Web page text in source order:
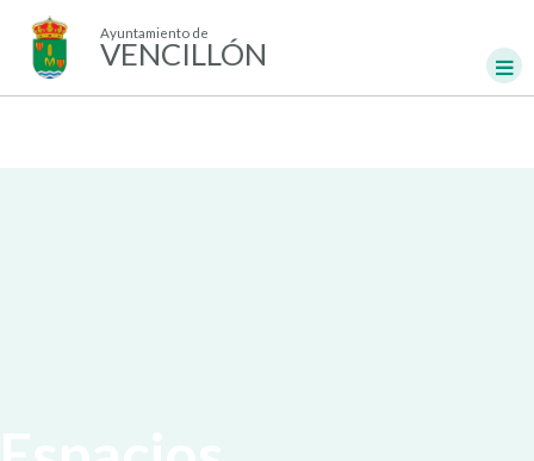
Ayuntamiento de
VENCILLÓN